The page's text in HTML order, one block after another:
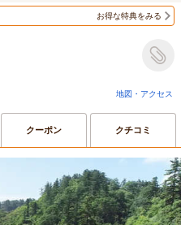
お得な特典をみる
地図・アクセス
クーポン クチコミ